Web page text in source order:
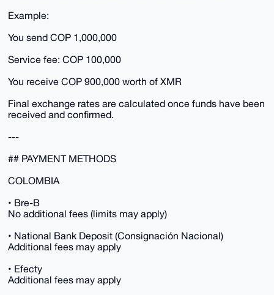
Example:
You send COP 1,000,000
Service fee: COP 100,000
You receive COP 900,000 worth of XMR
Final exchange rates are calculated once funds have been
received and confirmed.
---
## PAYMENT METHODS
COLOMBIA
• Bre-B
No additional fees (limits may apply)
• National Bank Deposit (Consignación Nacional)
Additional fees may apply
• Efecty
Additional fees may apply